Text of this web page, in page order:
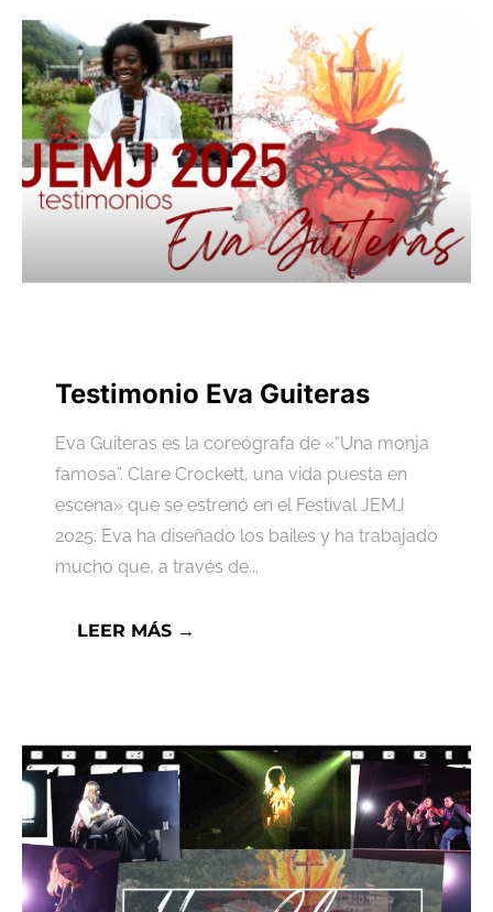
Testimonio Eva Guiteras
Eva Guiteras es la coreógrafa de «“Una monja
famosa”. Clare Crockett, una vida puesta en
escena» que se estrenó en el Festival JEMJ
2025. Eva ha diseñado los bailes y ha trabajado
mucho que, a través de...
LEER MÁS →